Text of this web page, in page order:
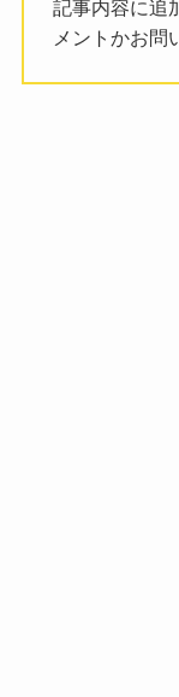
記事内容に追
メントかお問